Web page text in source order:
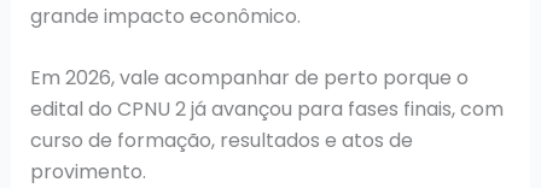
grande impacto econômico.
Em 2026, vale acompanhar de perto porque o
edital do CPNU 2 já avançou para fases finais, com
curso de formação, resultados e atos de
provimento.